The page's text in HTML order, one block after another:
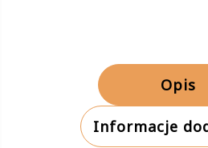
Opis
Informacje